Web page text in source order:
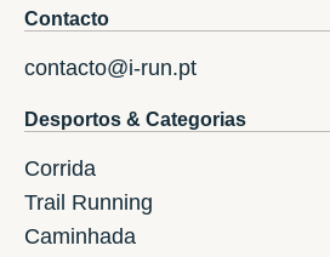
Contacto
contacto@i-run.pt
Desportos & Categorias
Corrida
Trail Running
Caminhada